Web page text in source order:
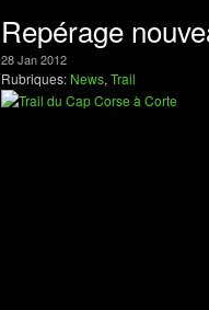
Repérage
28Jan2012
Rubriques: News, Trail